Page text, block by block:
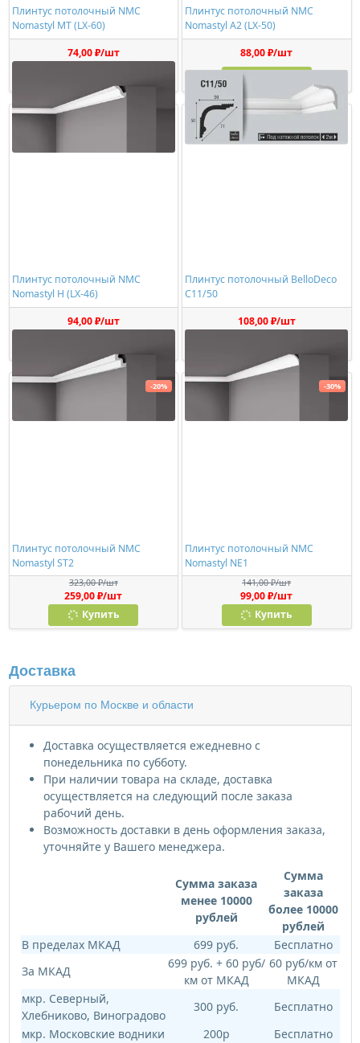
Плинтус потолочный NMC
Nomastyl MT (LX-60)
74,00 ₽/шт
Плинтус потолочный NMC
Nomastyl A2 (LX-50)
88,00 ₽/шт
Плинтус потолочный NMC
Nomastyl H (LX-46)
94,00 ₽/шт
Плинтус потолочный BelloDeco
C11/50
108,00 ₽/шт
Плинтус потолочный NMC
Nomastyl ST2
323,00 ₽/шт
259,00 ₽/шт
Купить
-20%
Плинтус потолочный NMC
Nomastyl NE1
141,00 ₽/шт
99,00 ₽/шт
Купить
-30%
Доставка
Курьером по Москве и области
Доставка осуществляется ежедневно с
понедельника по субботу.
При наличии товара на складе, доставка
осуществляется на следующий после заказа
рабочий день.
Возможность доставки в день оформления заказа,
уточняйте у Вашего менеджера.
Сумма заказа
менее 10000
рублей
Сумма
заказа
более 10000
рублей
В пределах МКАД
699 руб.
Бесплатно
За МКАД
699 руб. + 60 руб/
км от МКАД
60 руб/км от
МКАД
мкр. Северный,
Хлебниково, Виноградово
300 руб.
Бесплатно
мкр. Московские водники
200р
Бесплатно